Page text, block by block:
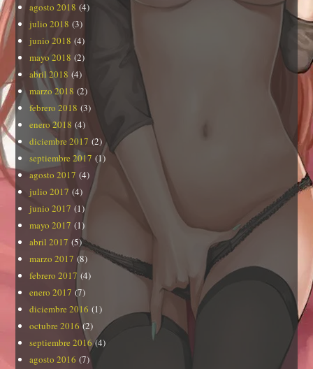
agosto 2018 (4)
julio 2018 (3)
junio 2018 (4)
mayo 2018 (2)
abril 2018 (4)
marzo 2018 (2)
febrero 2018 (3)
enero 2018 (4)
diciembre 2017 (2)
septiembre 2017 (1)
agosto 2017 (4)
julio 2017 (4)
junio 2017 (1)
mayo 2017 (1)
abril 2017 (5)
marzo 2017 (8)
febrero 2017 (4)
enero 2017 (7)
diciembre 2016 (1)
octubre 2016(2)
septiembre 2016(4)
agosto 2016 (7)